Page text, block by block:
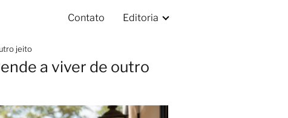
Contato Editoria
jeito
a viver de outro